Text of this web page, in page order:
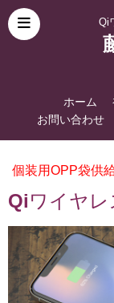
Qi
ホーム
お問い合わせ
個装用OPP袋供
Qiワイヤレ